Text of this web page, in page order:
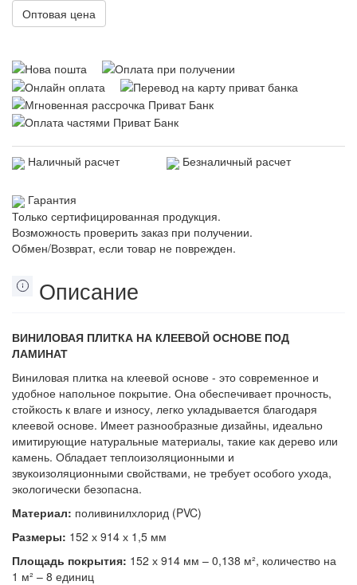
Оптовая цена
Наличный расчет Безналичный расчет
Гарантия
Только сертифицированная продукция.
Возможность проверить заказ при получении.
Обмен/Возврат, если товар не поврежден.
Описание
ВИНИЛОВАЯ ПЛИТКА НА КЛЕЕВОЙ ОСНОВЕ ПОД
ЛАМИНАТ
Виниловая плитка на клеевой основе - это современное и
удобное напольное покрытие. Она обеспечивает прочность,
стойкость к влаге и износу, легко укладывается благодаря
клеевой основе. Имеет разнообразные дизайны, идеально
имитирующие натуральные материалы, такие как дерево или
камень. Обладает теплоизоляционными и
звукоизоляционными свойствами, не требует особого ухода,
экологически безопасна.
Материал: поливинилхлорид (PVC)
Размеры: 152 х 914 х 1,5 мм
Площадь покрытия: 152 х 914 мм – 0,138 м², количество на
1 м² – 8 единиц